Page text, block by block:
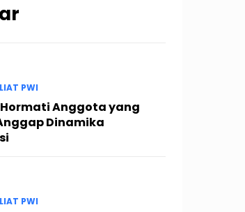
PWI
Hormati Anggota yang
Dinamika
PWI